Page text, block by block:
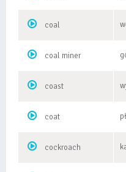
coal
coal miner
coast
coat
cockroach